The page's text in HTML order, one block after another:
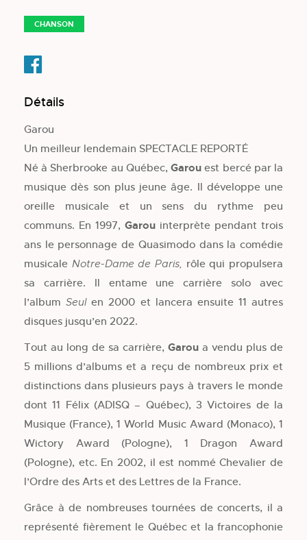
CHANSON
Détails
Garou
Un meilleur lendemain SPECTACLE REPORTÉ
Né à Sherbrooke au Québec, Garou est bercé par la
musique dès son plus jeune âge. Il développe une
oreille musicale et un sens du rythme peu
communs. En 1997, Garou interprète pendant trois
ans le personnage de Quasimodo dans la comédie
musicale Notre-Dame de Paris
rôle qui propulsera
sa carrière. Il entame une carrière solo avec
l’albumSeul en 2000 et lancera ensuite 11 autres
disques jusqu’en 2022.
Tout au long de sa carrière, Garou a vendu plus de
5 millions d’albums et a reçu de nombreux prix et
distinctions dans plusieurs pays à travers le monde
dont 11 Félix (ADISQ – Québec), 3 Victoires de la
Musique (France), 1 World Music Award (Monaco), 1
Wictory Award (Pologne), 1 Dragon Award
(Pologne), etc. En 2002, il est nommé Chevalier de
l’Ordre des Arts et des Lettres de la France.
Grâce à de nombreuses tournées de concerts, il a
représenté fièrement le Québec et la francophonie